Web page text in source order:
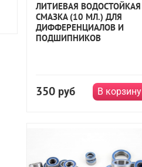
ЛИТИЕВАЯ ВОДОСТОЙКАЯ
СМАЗКА (10 МЛ.) ДЛЯ
ДИФФЕРЕНЦИАЛОВ И
ПОДШИПНИКОВ
350 руб В корзину